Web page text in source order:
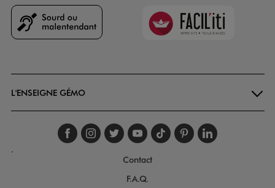
Faciliti
L'ENSEIGNE GÉMO
Suivez-nous sur
Suivez-nous sur
Suivez-nous sur
Suivez-nous
Suivez-nous
Suivez-
.
Contact
F.A.Q.